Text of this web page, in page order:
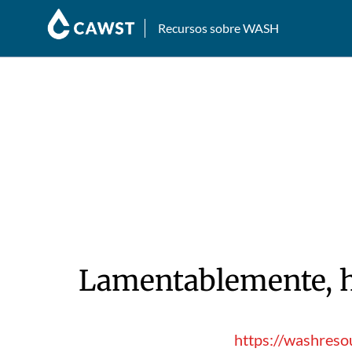
Recursos sobre WASH
Lamentablemente,
https://